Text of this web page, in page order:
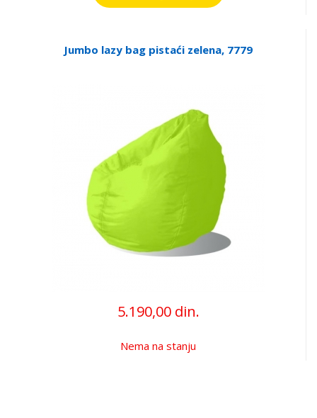
Jumbo lazy bag pistaći zelena, 7779
5.190,00 din.
Nema na stanju